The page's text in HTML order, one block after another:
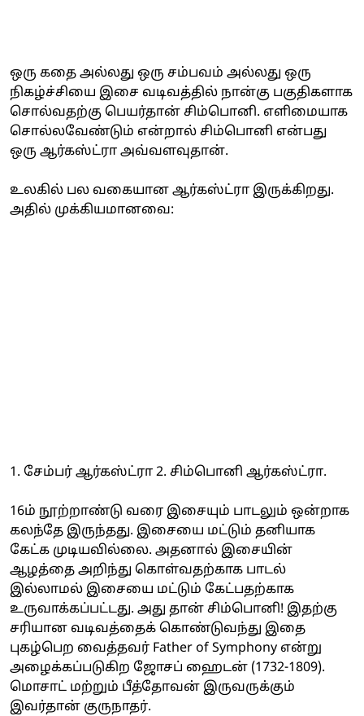
ஒரு கதை அல்லது ஒரு சம்பவம் அல்லது ஒரு
நிகழ்ச்சியை இசை வடிவத்தில் நான்கு பகுதிகளாக
சொல்வதற்கு பெயர்தான் சிம்பொனி. எளிமையாக
சொல்லவேண்டும் என்றால் சிம்பொனி என்பது
ஒரு ஆர்கஸ்ட்ரா அவ்வளவுதான்.
உலகில் பல வகையான ஆர்கஸ்ட்ரா இருக்கிறது.
அதில் முக்கியமானவை:
1. சேம்பர் ஆர்கஸ்ட்ரா 2. சிம்பொனி ஆர்கஸ்ட்ரா.
16ம் நூற்றாண்டு வரை இசையும் பாடலும் ஒன்றாக
கலந்தே இருந்தது. இசையை மட்டும் தனியாக
கேட்க முடியவில்லை. அதனால் இசையின்
ஆழத்தை அறிந்து கொள்வதற்காக பாடல்
இல்லாமல் இசையை மட்டும் கேட்பதற்காக
உருவாக்கப்பட்டது. அது தான் சிம்பொனி! இதற்கு
சரியான வடிவத்தைக் கொண்டுவந்து இதை
புகழ்பெற வைத்தவர் Father of Symphony என்று
அழைக்கப்படுகிற ஜோசப் ஹைடன் (1732-1809).
மொசாட் மற்றும் பீத்தோவன் இருவருக்கும்
இவர்தான் குருநாதர்.